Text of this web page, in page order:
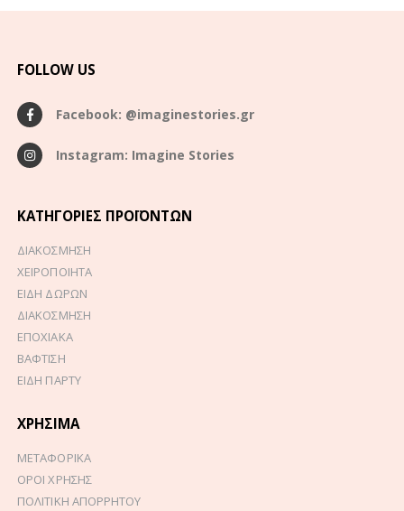
FOLLOW US
Facebook: @imaginestories.gr
Instagram: Imagine Stories
ΚΑΤΗΓΟΡΊΕΣ ΠΡΟΪΌΝΤΩΝ
ΔΙΑΚΟΣΜΗΣΗ
ΧΕΙΡΟΠΟΙΗΤΑ
ΕΙΔΗ ΔΩΡΩΝ
ΔΙΑΚΟΣΜΗΣΗ
ΕΠΟΧΙΑΚΑ
ΒΑΦΤΙΣΗ
ΕΙΔΗ ΠΑΡΤΥ
ΧΡΉΣΙΜΑ
ΜΕΤΑΦΟΡΙΚΑ
ΟΡΟΙ ΧΡΗΣΗΣ
ΠΟΛΙΤΙΚΗ ΑΠΟΡΡΗΤΟΥ